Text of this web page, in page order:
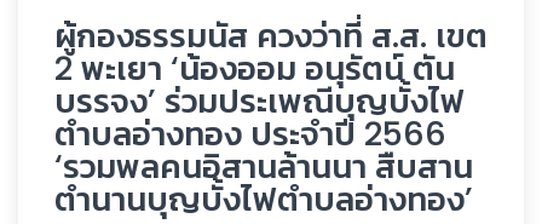
ผู้กองธรรมนัส ควงว่าที่ ส.ส. เขต
2 พะเยา ‘น้องออม อนุรัตน์ ตัน
บรรจง’ ร่วมประเพณีบุญบั้งไฟ
ตำบลอ่างทอง ประจำปี 2566
‘รวมพลคนอิสานล้านนา สืบสาน
ตำนานบุญบั้งไฟตำบลอ่างทอง’